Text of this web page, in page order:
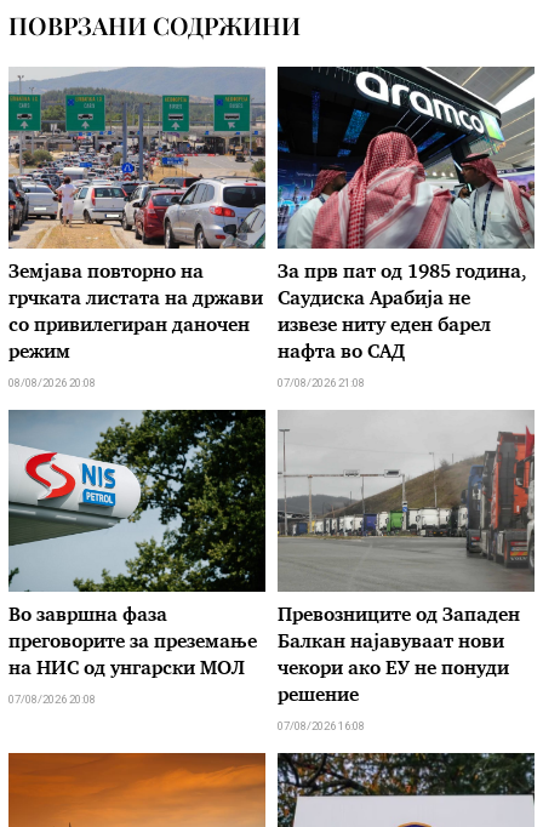
ПОВРЗАНИ СОДРЖИНИ
Земјава повторно на
грчката листата на држави
со привилегиран даночен
режим
08/08/2026 20:08
За прв пат од 1985 година,
Саудиска Арабија не
извезе ниту еден барел
нафта во САД
07/08/2026 21:08
Во завршна фаза
преговорите за преземање
на НИС од унгарски МОЛ
07/08/2026 20:08
Превозниците од Западен
Балкан најавуваат нови
чекори ако ЕУ не понуди
решение
07/08/2026 16:08